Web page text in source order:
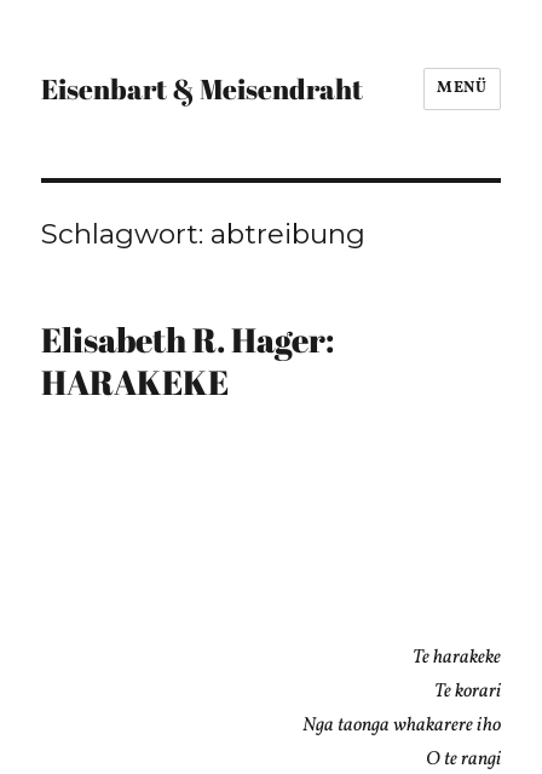
Eisenbart & Meisendraht MENÜ
Schlagwort: abtreibung
Elisabeth R. Hager:
HARAKEKE
Te harakeke
Te korari
Nga taonga whakarere iho
O te rangi